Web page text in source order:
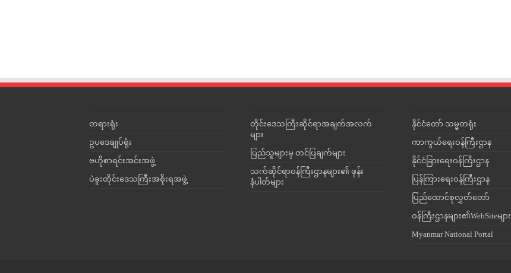
တရားရုံး
ဥပဒေချုပ်ရုံး
ဗဟိုစာရင်းအင်းအဖွဲ့
ပဲခူးတိုင်းဒေသကြီးအစိုးရအဖွဲ့
တိုင်းဒေသကြီးဆိုင်ရာအချက်အလက်
များ
ပြည်သူများမှ တင်ပြချက်များ
သက်ဆိုင်ရာဝန်ကြီးဌာနများ၏ ဖုန်း
နံပါတ်များ
နိုင်ငံတော် သမ္မတရုံး
ကာကွယ်ရေးဝန်ကြီးဌာန
နိုင်ငံခြားရေးဝန်ကြီးဌာန
ပြန်ကြားရေးဝန်ကြီးဌာန
ပြည်ထောင်စုလွှတ်တော်
ဝန်ကြီးဌာနများ၏WebSiteများ
Myanmar National Portal